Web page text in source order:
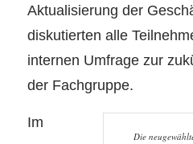
Aktualisierung der
diskutierten alle
internen Umfrage zur
der Fachgruppe.
Die
Im